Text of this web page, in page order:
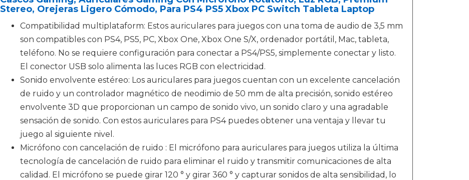
Stereo, Orejeras Ligero Cómodo, Para PS4 PS5 Xbox PC Switch Tableta Laptop
Compatibilidad multiplataform: Estos auriculares para juegos con una toma de audio de 3,5 mm
son compatibles con PS4, PS5, PC, Xbox One, Xbox One S/X, ordenador portátil, Mac, tableta,
teléfono. No se requiere configuración para conectar a PS4/PS5, simplemente conectar y listo.
El conector USB solo alimenta las luces RGB con electricidad.
Sonido envolvente estéreo: Los auriculares para juegos cuentan con un excelente cancelación
de ruido y un controlador magnético de neodimio de 50 mm de alta precisión, sonido estéreo
envolvente 3D que proporcionan un campo de sonido vivo, un sonido claro y una agradable
sensación de sonido. Con estos auriculares para PS4 puedes obtener una ventaja y llevar tu
juego al siguiente nivel.
Micrófono con cancelación de ruido : El micrófono para auriculares para juegos utiliza la última
tecnología de cancelación de ruido para eliminar el ruido y transmitir comunicaciones de alta
calidad. El micrófono se puede girar 120 ° y girar 360 ° y capturar sonidos de alta sensibilidad, lo